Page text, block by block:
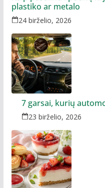
plastiko ar metalo
24 birželio, 2026
7 garsai, kurių
23 birželio, 2026